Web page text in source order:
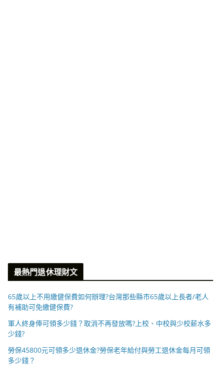
最熱門退休理財文
65歲以上不用繳健保費如何辦理?台灣那些縣市65歲以上長者/老人
有補助可免繳健保費?
軍人終身俸可領多少錢？取消不再發放嗎?上校、中校與少校薪水多
少錢?
勞保45800元可領多少退休金?勞保老年給付與勞工退休金每月可領
多少錢？